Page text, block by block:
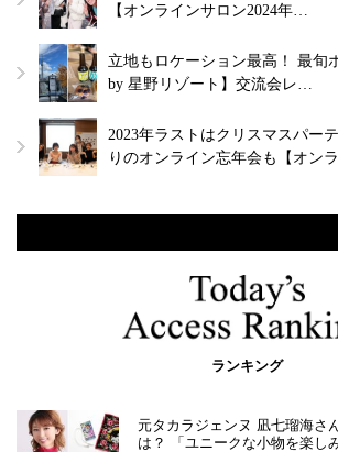
【オンラインサロン2024年…
立地もロケーション最高！ 最旬
by 星野リゾート】交流会レ…
2023年ラストはクリスマスパー
りのオンライン忘年会も【オン
ランキング
元タカラジェンヌ 凪七瑠海さ
は？ 「ユニークな小物を楽し